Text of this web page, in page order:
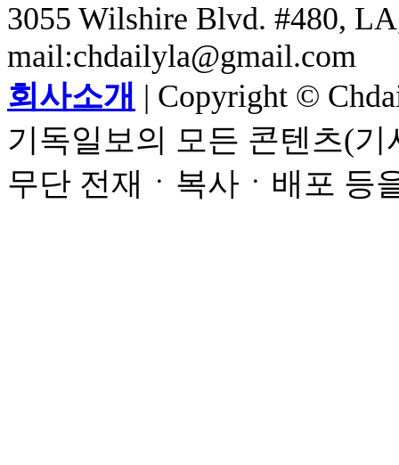
3055 Wilshire Blvd. #480,
mail:chdailyla@gmail.com
회사소개 | Copyright ©
기독일보의 모든 콘텐츠(
무단 전재ㆍ복사ㆍ배포 등